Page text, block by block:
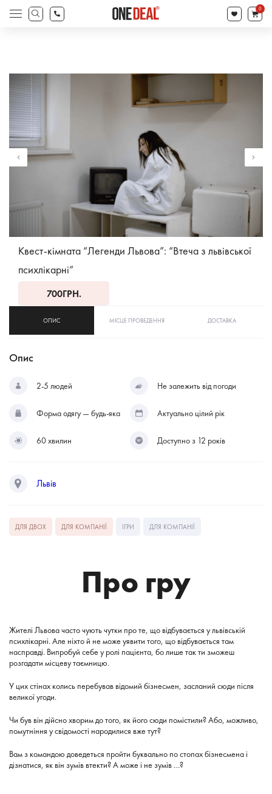
search
Products
search
0
Квест-кімната “Легенди Львова”: “Втеча з львівської
психлікарні”
700ГРН.
ОПИС МІСЦЕ ПРОВЕДЕННЯ ДОСТАВКА
Опис
2-5 людей Не залежить від погоди
Форма одягу — будь-яка Актуально цілий рік
60 хвилин Доступно з 12 років
Львів
ДЛЯ ДВОХ ДЛЯ КОМПАНІЇ ІГРИ ДЛЯ КОМПАНІЇ
Про гру
Жителі Львова часто чують чутки про те, що відбувається у львівській
психлікарні. Але ніхто й не може уявити того, що відбувається там
насправді. Випробуй себе у ролі пацієнта, бо лише так ти зможеш
розгадати місцеву таємницю.
У цих стінах колись перебував відомий бізнесмен, засланий сюди після
великої угоди.
Чи був він дійсно хворим до того, як його сюди помістили? Або, можливо,
помутніння у свідомості народилися вже тут?
Вам з командою доведеться пройти буквально по стопах бізнесмена і
дізнатися, як він зумів втекти? А може і не зумів …?